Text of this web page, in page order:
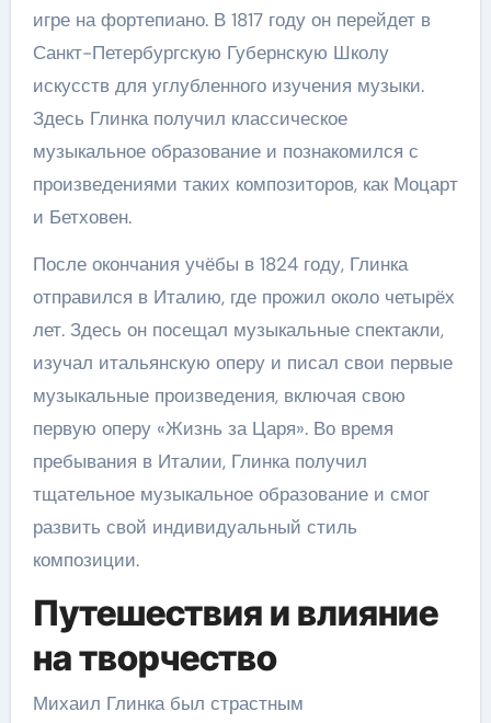
игре на фортепиано. В 1817 году он перейдет в
Санкт-Петербургскую Губернскую Школу
искусств для углубленного изучения музыки.
Здесь Глинка получил классическое
музыкальное образование и познакомился с
произведениями таких композиторов, как Моцарт
и Бетховен.
После окончания учёбы в 1824 году, Глинка
отправился в Италию, где прожил около четырёх
лет. Здесь он посещал музыкальные спектакли,
изучал итальянскую оперу и писал свои первые
музыкальные произведения, включая свою
первую оперу «Жизнь за Царя». Во время
пребывания в Италии, Глинка получил
тщательное музыкальное образование и смог
развить свой индивидуальный стиль
композиции.
Путешествия и влияние
на творчество
Михаил Глинка был страстным